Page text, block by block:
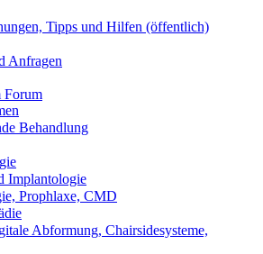
Tipps und Hilfen (öffentlich)
Anfragen
Behandlung
Prophlaxe, CMD
Abformung, Chairsidesysteme,